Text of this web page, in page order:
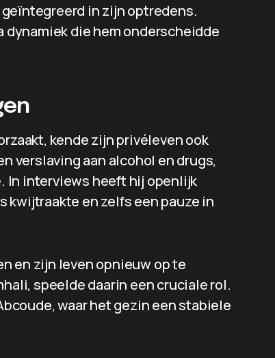
in zijn optredens.
dynamiek die hem onderscheidde
kende zijn privéleven ook
verslaving aan alcohol en drugs,
In interviews heeft hij openlijk
kwijtraakte en zelfs een pauze in
en zijn leven opnieuw op te
speelde daarin een cruciale rol.
waar het gezin een stabiele